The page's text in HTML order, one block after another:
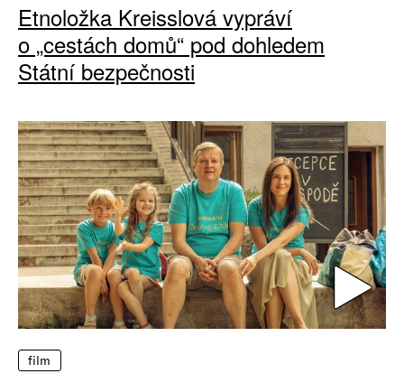
Etnoložka Kreisslová vypráví
o „cestách domů“ pod dohledem
Státní bezpečnosti
film